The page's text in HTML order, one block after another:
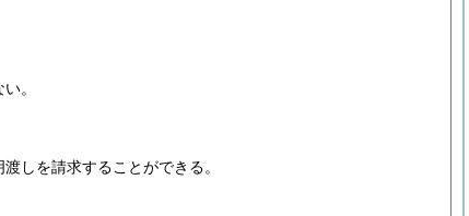
。
しを請求することができる。